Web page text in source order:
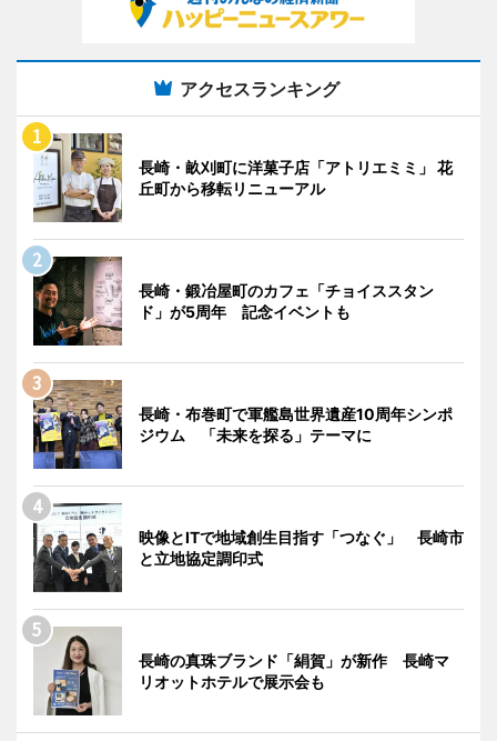
アクセスランキング
長崎・畝刈町に洋菓子店「アトリエミミ」 花
丘町から移転リニューアル
長崎・鍛冶屋町のカフェ「チョイススタン
ド」が5周年 記念イベントも
長崎・布巻町で軍艦島世界遺産10周年シンポ
ジウム 「未来を探る」テーマに
映像とITで地域創生目指す「つなぐ」 長崎市
と立地協定調印式
長崎の真珠ブランド「絹賀」が新作 長崎マ
リオットホテルで展示会も